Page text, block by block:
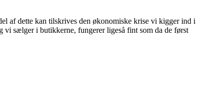
af dette kan tilskrives den økonomiske krise vi kigger ind i
vi sælger i butikkerne, fungerer ligeså fint som da de først